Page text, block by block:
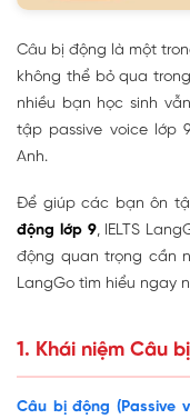
Câu bị động là một
không thể bỏ qua
nhiều bạn học sinh
tập passive voice lớp
Anh.
Để giúp các bạn ôn
động lớp 9, IELTS
động quan trọng cần
LangGo tìm hiểu ngay
1. Khái niệm Câu
Câu bị động (Passive